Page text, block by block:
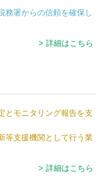
務署からの信頼を確保し
> 詳細はこちら
とモニタリング報告を支
等支援機関として行う業
> 詳細はこちら